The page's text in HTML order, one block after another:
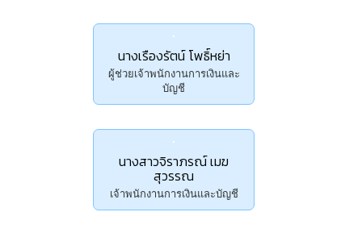
นางเรืองรัตน์ โพธิ์หย่า
ผู้ช่วยเจ้าพนักงานการเงินและ
บัญชี
นางสาวจิราภรณ์ เมฆ
สุวรรณ
เจ้าพนักงานการเงินและบัญชี